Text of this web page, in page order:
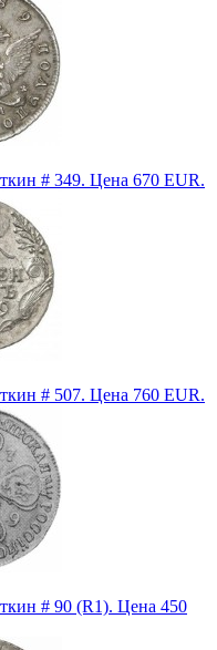
# 349. Цена 670 EUR.
# 507. Цена 760 EUR.
# 90 (R1). Цена 450